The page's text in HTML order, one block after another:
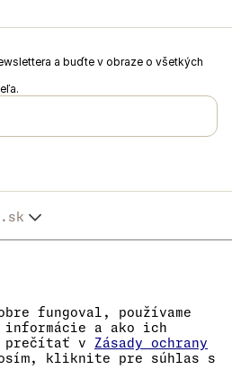
fungoval, používame
informácie a ako ich
prečítať v
Zásady ochrany
kliknite pre súhlas s
a buďte v obraze o všetkých
v Obchodnom registri
C, vložka 268616.
pasov používame registračné číslo